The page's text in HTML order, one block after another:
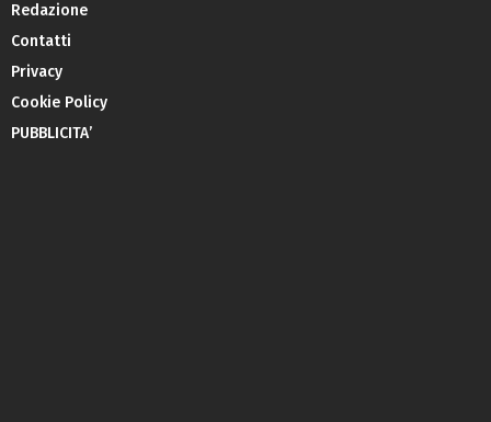
Redazione
Contatti
Privacy
Cookie Policy
PUBBLICITA’